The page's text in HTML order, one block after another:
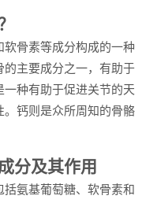
骨素等成分构成的一种
主要成分之一，有助于
种有助于促进关节的天
钙则是众所周知的骨骼
分及其作用
氨基葡萄糖、软骨素和